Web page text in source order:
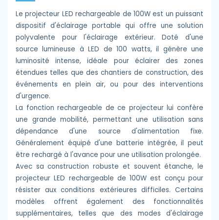
Le projecteur LED rechargeable de 100W est un puissant
dispositif d'éclairage portable qui offre une solution
polyvalente pour l'éclairage extérieur. Doté d'une
source lumineuse à LED de 100 watts, il génère une
luminosité intense, idéale pour éclairer des zones
étendues telles que des chantiers de construction, des
événements en plein air, ou pour des interventions
d'urgence.
La fonction rechargeable de ce projecteur lui confère
une grande mobilité, permettant une utilisation sans
dépendance d'une source d'alimentation fixe.
Généralement équipé d'une batterie intégrée, il peut
être rechargé à l'avance pour une utilisation prolongée.
Avec sa construction robuste et souvent étanche, le
projecteur LED rechargeable de 100W est conçu pour
résister aux conditions extérieures difficiles. Certains
modèles offrent également des fonctionnalités
supplémentaires, telles que des modes d'éclairage